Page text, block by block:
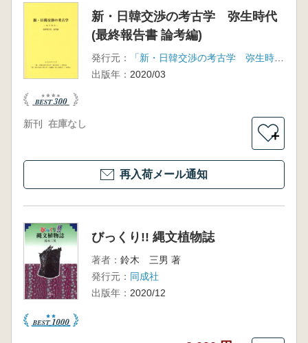
新・日韓交渉の考古学 弥生時代
(最終報告書 論考編)
発行元：
「新・日韓交渉の考古学 弥生時代」研究会 「新・韓日交渉の考古学 青銅器～原三国時代」研究会
出版年： 2020/03
新刊 在庫なし
＋
再入荷メール通知
びっくり!! 縄文植物誌
著者： 鈴木 三男 著
発行元： 同成社
出版年： 2020/12